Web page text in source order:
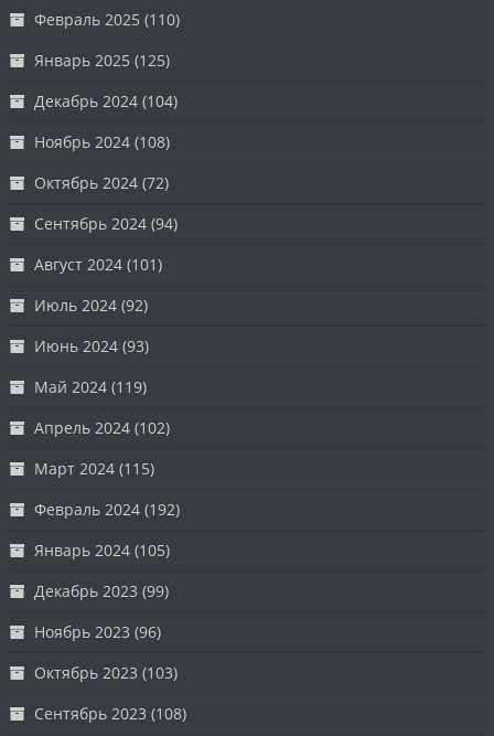
Февраль 2025 (110)
Январь 2025 (125)
Декабрь 2024 (104)
Ноябрь 2024 (108)
Октябрь 2024 (72)
Сентябрь 2024 (94)
Август 2024 (101)
Июль 2024 (92)
Июнь 2024 (93)
Май 2024 (119)
Апрель 2024 (102)
Март 2024 (115)
Февраль 2024 (192)
Январь 2024 (105)
Декабрь 2023 (99)
Ноябрь 2023 (96)
Октябрь 2023 (103)
Сентябрь 2023 (108)